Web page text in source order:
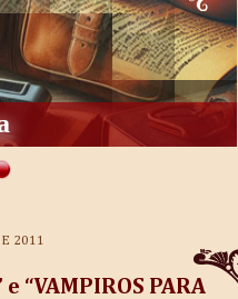
2011
“VAMPIROS PARA